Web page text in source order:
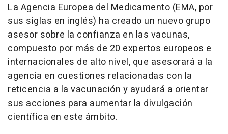
La Agencia Europea del Medicamento (EMA, por
sus siglas en inglés) ha creado un nuevo grupo
asesor sobre la confianza en las vacunas,
compuesto por más de 20 expertos europeos e
internacionales de alto nivel, que asesorará a la
agencia en cuestiones relacionadas con la
reticencia a la vacunación y ayudará a orientar
sus acciones para aumentar la divulgación
científica en este ámbito.